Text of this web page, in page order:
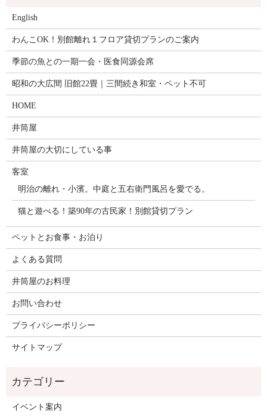
English
わんこOK！別館離れ１フロア貸切プランのご案内
季節の魚との一期一会・医食同源会席
昭和の大広間 旧館22畳｜三間続き和室・ペット不可
HOME
井筒屋
井筒屋の大切にしている事
客室
明治の離れ・小濱。中庭と五右衛門風呂を愛でる。
猫と遊べる！築90年の古民家！別館貸切プラン
ペットとお食事・お泊り
よくある質問
井筒屋のお料理
お問い合わせ
プライバシーポリシー
サイトマップ
イベント案内